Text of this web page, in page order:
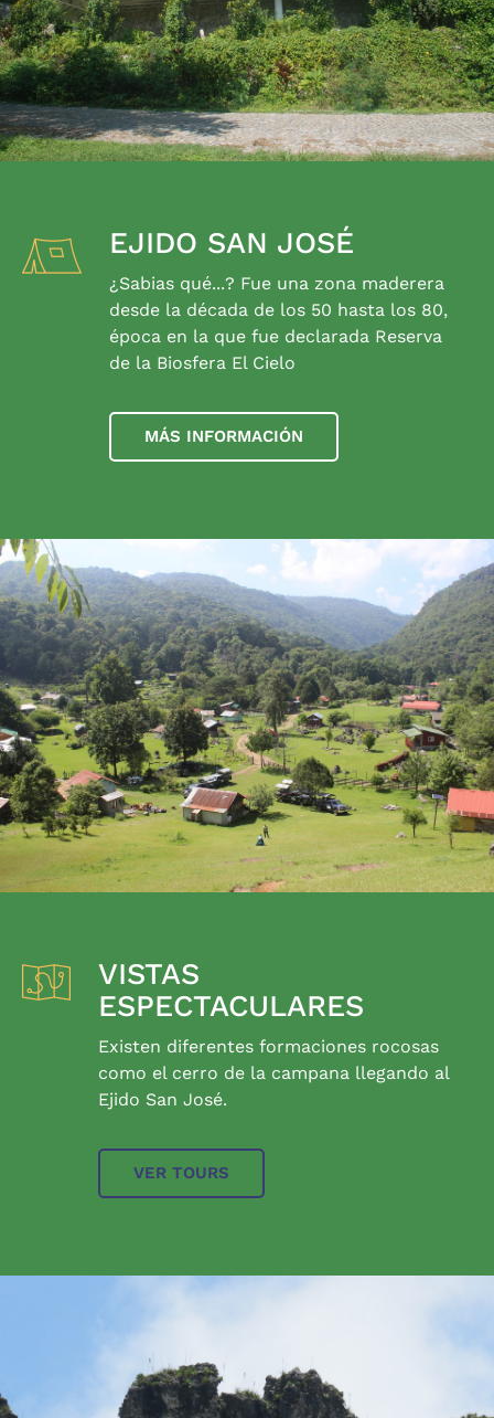
EJIDO SAN JOSÉ
¿Sabias qué...? Fue una zona maderera
desde la década de los 50 hasta los 80,
época en la que fue declarada Reserva
de la Biosfera El Cielo
MÁS INFORMACIÓN
VISTAS
ESPECTACULARES
Existen diferentes formaciones rocosas
como el cerro de la campana llegando al
Ejido San José.
VER TOURS